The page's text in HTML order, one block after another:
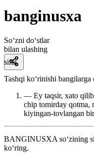
banginusxa
So‘zni do‘stlar
bilan ulashing
sifat
Tashqi koʻrinishi bangilarga
— Ey taqsir, xato
chip tomirday qotma,
kiyingan-tovlangan
BANGINUSXA so‘zining
ko‘ring.